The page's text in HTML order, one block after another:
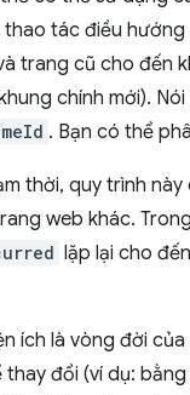
tác điều
trang cũ cho đến
chính mới).
. Bạn có thể
thời, quy trình
web khác.
lặp lại cho
ích là vòng đời
thay đổi (ví dụ: